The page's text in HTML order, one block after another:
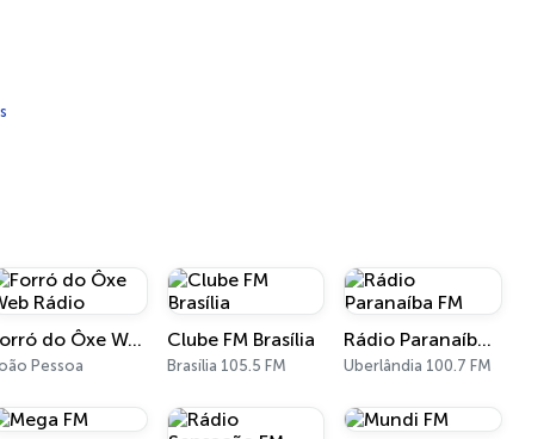
Forró do Ôxe Web Rádio
Pessoa
Clube FM Brasília
Brasília 105.5 FM
Rádio Paranaíba FM
Uberlândia 100.7 FM